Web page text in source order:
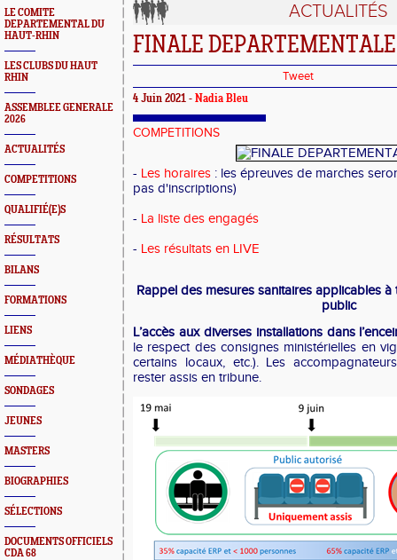
LE COMITE
DEPARTEMENTAL DU
HAUT-RHIN
LES CLUBS DU HAUT
RHIN
ASSEMBLEE GENERALE
2026
ACTUALITÉS
COMPETITIONS
QUALIFIÉ(E)S
RÉSULTATS
BILANS
FORMATIONS
LIENS
MÉDIATHÈQUE
SONDAGES
JEUNES
MASTERS
BIOGRAPHIES
SÉLECTIONS
DOCUMENTS OFFICIELS
CDA 68
ACTUALITÉS
FINALE
Tweet
4 Juin 2021 - Nadia Bleu
COMPETITIONS
- Les horaires : les épreuves de marches
pas d'inscriptions)
- La liste des engagés
- Les résultats en LIVE
Rappel des mesures sanitaires applicables
public
L’accès aux diverses installations dans
le respect des consignes ministérielles en
certains locaux, etc.). Les
rester assis en tribune.